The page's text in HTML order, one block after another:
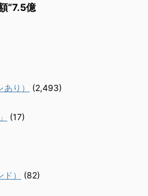
“7.5億
り）
(2,493)
(17)
）
(82)